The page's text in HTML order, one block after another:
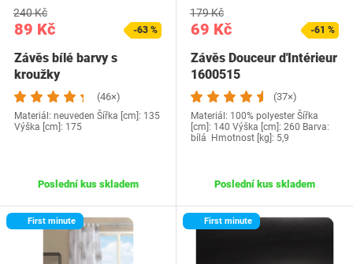
89 Kč
240 Kč
-63 %
Závěs bílé barvy s
kroužky
(46×)
Materiál: neuveden Šířka [cm]: 135
Výška [cm]: 175
Poslední kus skladem
69 Kč
179 Kč
-61 %
Závěs Douceur d'Intérieur
1600515
(37×)
Materiál: 100% polyester Šířka
[cm]: 140 Výška [cm]: 260 Barva:
bílá Hmotnost [kg]: 5,9
Poslední kus skladem
First minute First minute